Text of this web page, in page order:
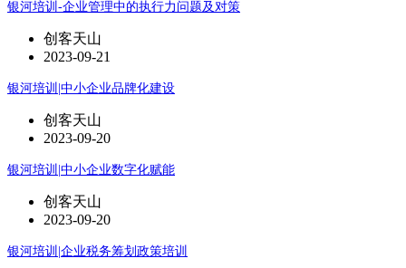
银河培训-企业管理中的执行力问题及对策
创客天山
2023-09-21
银河培训|中小企业品牌化建设
创客天山
2023-09-20
银河培训|中小企业数字化赋能
创客天山
2023-09-20
银河培训|企业税务筹划政策培训